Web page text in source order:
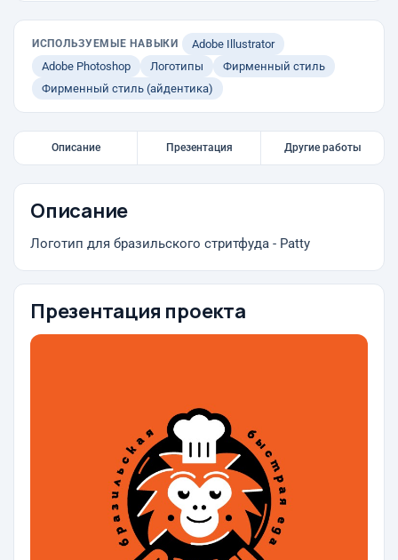
ИСПОЛЬЗУЕМЫЕ НАВЫКИ
Adobe Illustrator
Adobe Photoshop
Логотипы
Фирменный стиль
Фирменный стиль (айдентика)
Описание Презентация Другие работы
Описание
Логотип для бразильского стритфуда - Patty
Презентация проекта